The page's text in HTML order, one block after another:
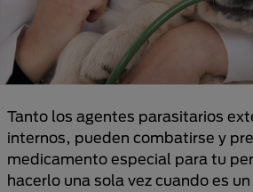
Tanto los agentes parasitarios
internos, pueden combatirse y
medicamento especial para tu
hacerlo una sola vez cuando es